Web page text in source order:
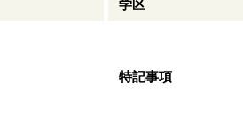
学区
特記事項